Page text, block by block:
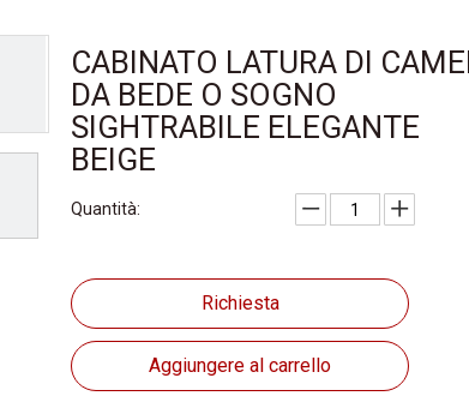
CABINATO LATURA DI
DA BEDE O SOGNO
SIGHTRABILE ELEGANTE
BEIGE
Quantità:
Richiesta
Aggiungere al carrello